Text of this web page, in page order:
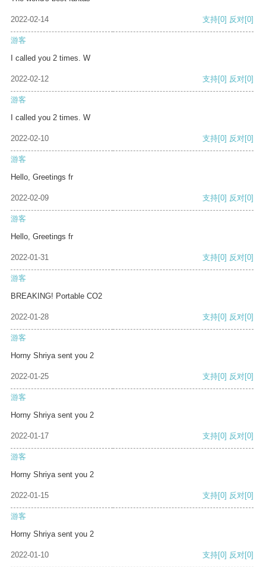
2022-02-14 支持[0] 反对[0]
游客
I called you 2 times. W
2022-02-12 支持[0] 反对[0]
游客
I called you 2 times. W
2022-02-10 支持[0] 反对[0]
游客
Hello, Greetings fr
2022-02-09 支持[0] 反对[0]
游客
Hello, Greetings fr
2022-01-31 支持[0] 反对[0]
游客
BREAKING! Portable CO2
2022-01-28 支持[0] 反对[0]
游客
Horny Shriya sent you 2
2022-01-25 支持[0] 反对[0]
游客
Horny Shriya sent you 2
2022-01-17 支持[0] 反对[0]
游客
Horny Shriya sent you 2
2022-01-15 支持[0] 反对[0]
游客
Horny Shriya sent you 2
2022-01-10 支持[0] 反对[0]